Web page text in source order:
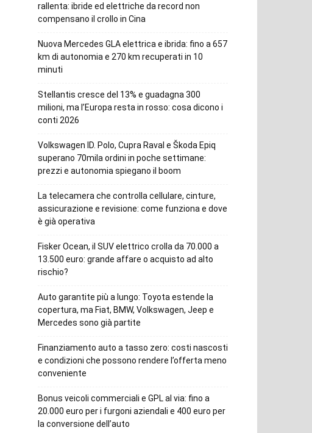
rallenta: ibride ed elettriche da record non
compensano il crollo in Cina
Nuova Mercedes GLA elettrica e ibrida: fino a 657
km di autonomia e 270 km recuperati in 10
minuti
Stellantis cresce del 13% e guadagna 300
milioni, ma l’Europa resta in rosso: cosa dicono i
conti 2026
Volkswagen ID. Polo, Cupra Raval e Škoda Epiq
superano 70mila ordini in poche settimane:
prezzi e autonomia spiegano il boom
La telecamera che controlla cellulare, cinture,
assicurazione e revisione: come funziona e dove
è già operativa
Fisker Ocean, il SUV elettrico crolla da 70.000 a
13.500 euro: grande affare o acquisto ad alto
rischio?
Auto garantite più a lungo: Toyota estende la
copertura, ma Fiat, BMW, Volkswagen, Jeep e
Mercedes sono già partite
Finanziamento auto a tasso zero: costi nascosti
e condizioni che possono rendere l’offerta meno
conveniente
Bonus veicoli commerciali e GPL al via: fino a
20.000 euro per i furgoni aziendali e 400 euro per
la conversione dell’auto